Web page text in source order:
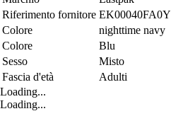
Riferimento fornitore EK00040FA0Y
Colore
nighttime navy
Colore
Blu
Sesso
Misto
Fascia d'età
Adulti
Loading...
Loading...